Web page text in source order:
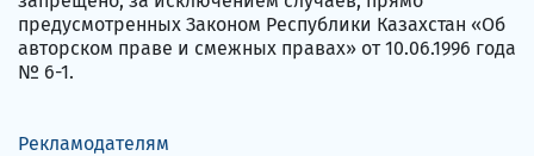
предусмотренных Законом Республики Казахстан «Об
авторском праве и смежных правах» от 10.06.1996 года
№ 6-1.
Рекламодателям